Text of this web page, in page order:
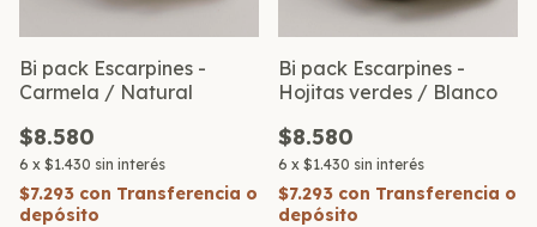
Bi pack Escarpines -
Carmela / Natural
$8.580
6 x $1.430 sin interés
$7.293 con Transferencia o
depósito
Bi pack Escarpines -
Hojitas verdes / Blanco
$8.580
6 x $1.430 sin interés
$7.293 con Transferencia o
depósito